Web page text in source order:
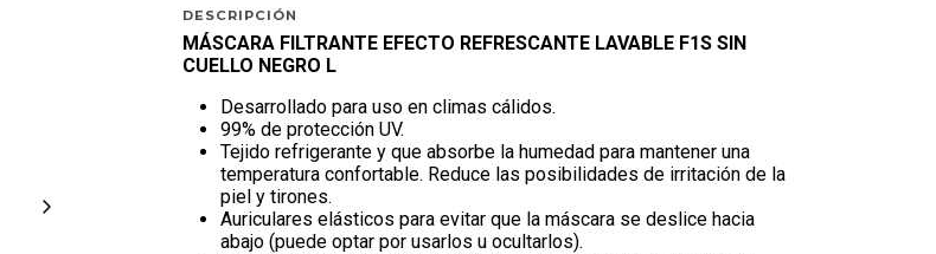
DESCRIPCIÓN
MÁSCARA FILTRANTE EFECTO REFRESCANTE LAVABLE F1S SIN
CUELLO NEGRO L
Desarrollado para uso en climas cálidos.
99% de protección UV.
Tejido refrigerante y que absorbe la humedad para mantener una
temperatura confortable. Reduce las posibilidades de irritación de la
piel y tirones.
Auriculares elásticos para evitar que la máscara se deslice hacia
abajo (puede optar por usarlos u ocultarlos).